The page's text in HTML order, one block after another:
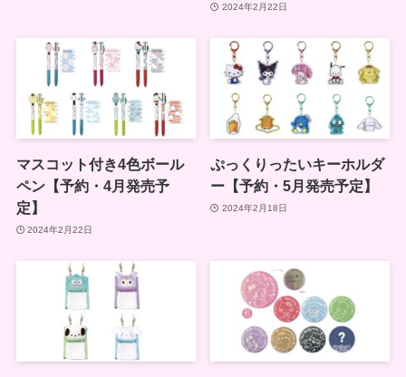
2024年2月22日
マスコット付き4色ボール
ペン【予約・4月発売予
定】
2024年2月22日
ぷっくりったいキーホルダ
ー【予約・5月発売予定】
2024年2月18日